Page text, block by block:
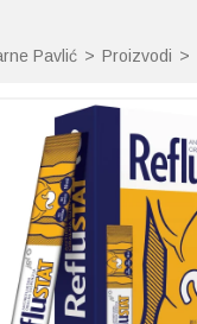
Pavlić > Proizvodi >